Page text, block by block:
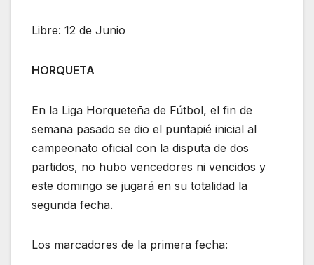
Libre: 12 de Junio
HORQUETA
En la Liga Horqueteña de Fútbol, el fin de
semana pasado se dio el puntapié inicial al
campeonato oficial con la disputa de dos
partidos, no hubo vencedores ni vencidos y
este domingo se jugará en su totalidad la
segunda fecha.
Los marcadores de la primera fecha: